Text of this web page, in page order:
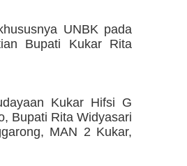
UNBK pada
Bupati Kukar Rita
Kukar Hifsi G
Bupati Rita Widyasari
MAN 2 Kukar,